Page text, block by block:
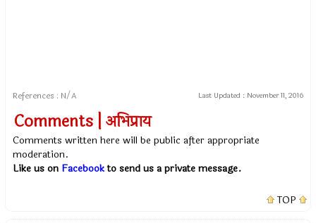
References : N/A Last Updated : November 11, 2016
Comments | अभिप्राय
Comments written here will be public after appropriate
moderation.
Like us on Facebookto send us a private message.
TOP